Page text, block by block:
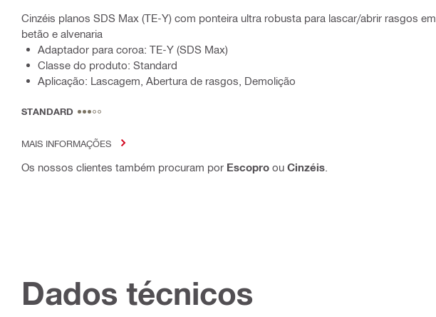
Cinzéis planos SDS Max (TE-Y) com ponteira ultra robusta para lascar/abrir rasgos em
betão e alvenaria
Adaptador para coroa: TE-Y (SDS Max)
Classe do produto: Standard
Aplicação: Lascagem, Abertura de rasgos, Demolição
STANDARD
MAIS INFORMAÇÕES
Os nossos clientes também procuram por Escopro ou Cinzéis
Dados técnicos